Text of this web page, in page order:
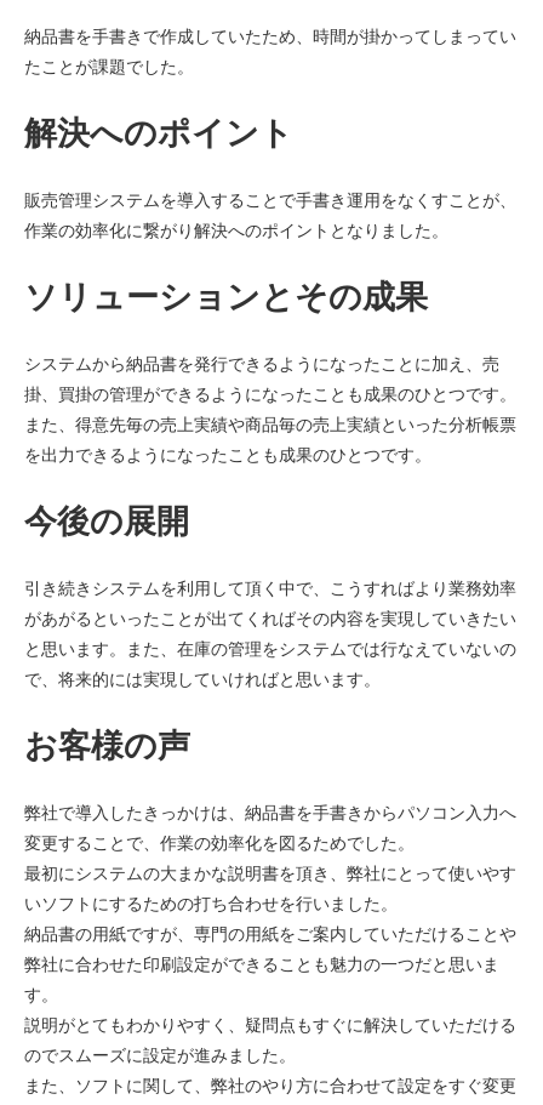
納品書を手書きで作成していたため、時間が掛かってしまってい
たことが課題でした。
解決へのポイント
販売管理システムを導入することで手書き運用をなくすことが、
作業の効率化に繋がり解決へのポイントとなりました。
ソリューションとその成果
システムから納品書を発行できるようになったことに加え、売
掛、買掛の管理ができるようになったことも成果のひとつです。
また、得意先毎の売上実績や商品毎の売上実績といった分析帳票
を出力できるようになったことも成果のひとつです。
今後の展開
引き続きシステムを利用して頂く中で、こうすればより業務効率
があがるといったことが出てくればその内容を実現していきたい
と思います。また、在庫の管理をシステムでは行なえていないの
で、将来的には実現していければと思います。
お客様の声
弊社で導入したきっかけは、納品書を手書きからパソコン入力へ
変更することで、作業の効率化を図るためでした。
最初にシステムの大まかな説明書を頂き、弊社にとって使いやす
いソフトにするための打ち合わせを行いました。
納品書の用紙ですが、専門の用紙をご案内していただけることや
弊社に合わせた印刷設定ができることも魅力の一つだと思いま
す。
説明がとてもわかりやすく、疑問点もすぐに解決していただける
のでスムーズに設定が進みました。
また、ソフトに関して、弊社のやり方に合わせて設定をすぐ変更